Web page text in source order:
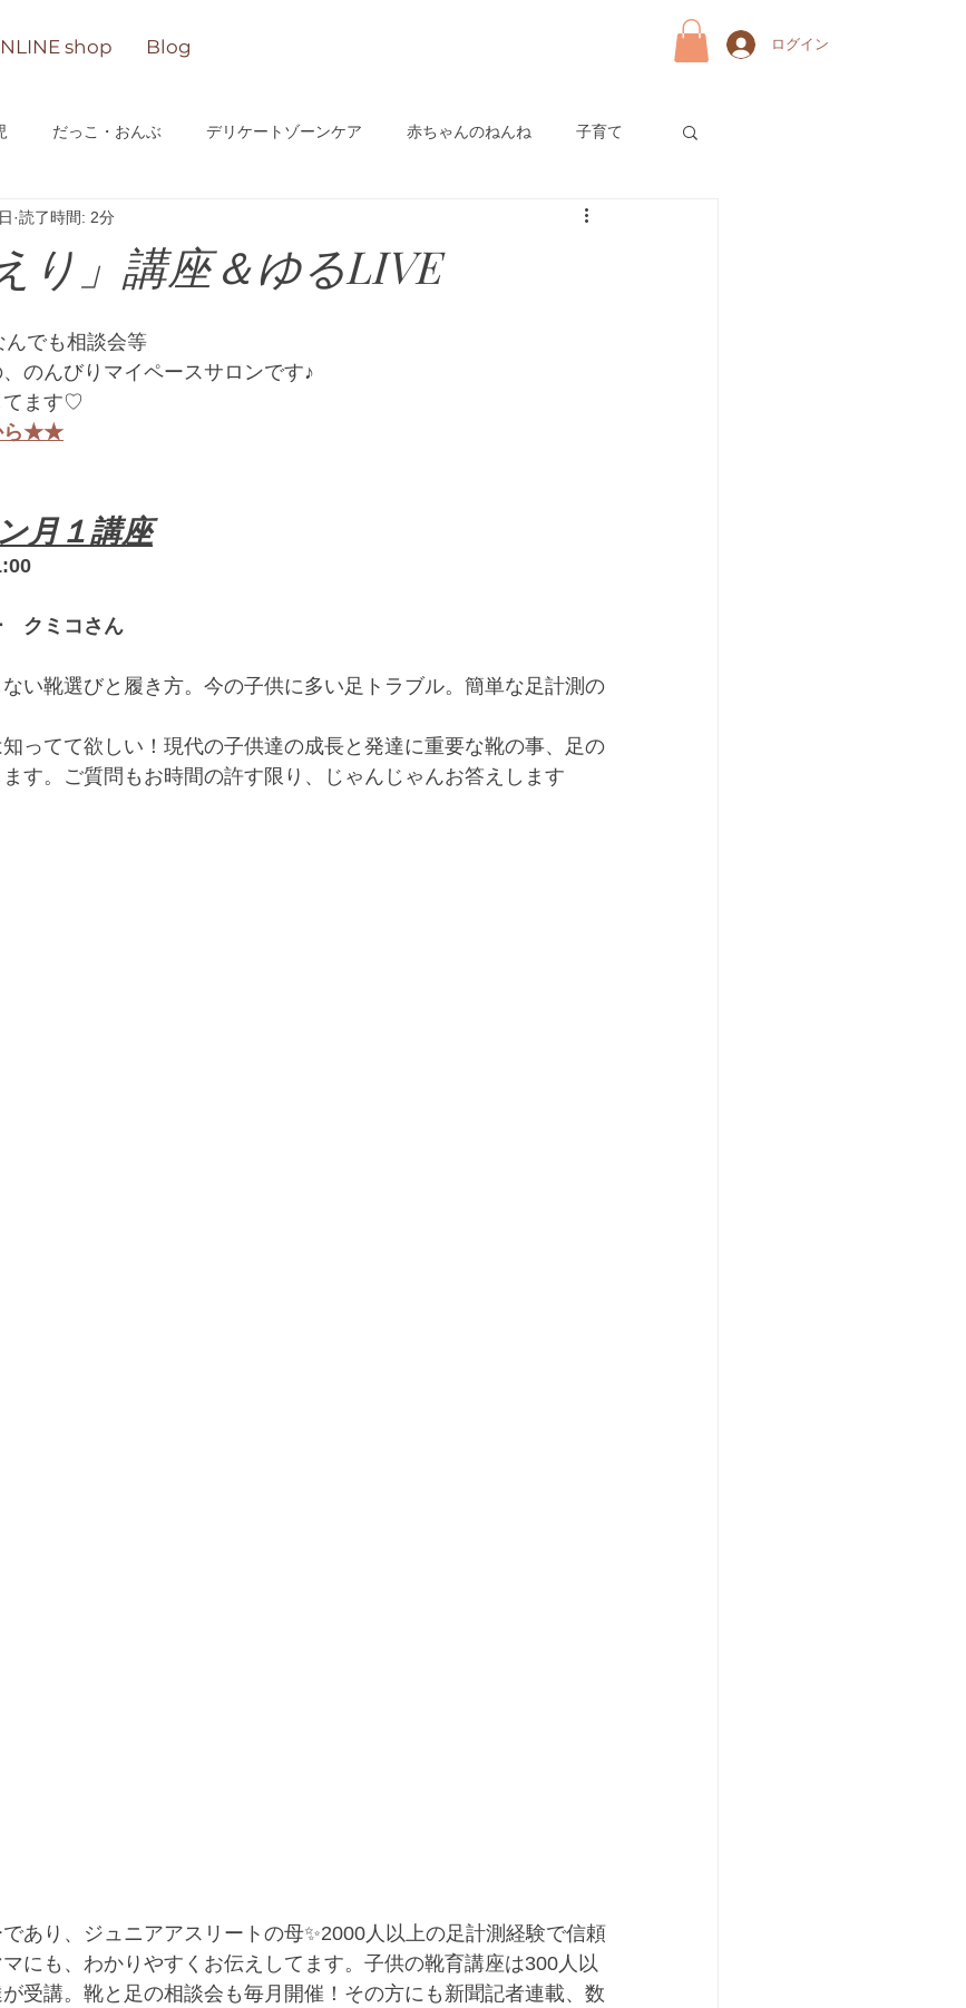
shop Blog ログイン
だっこ・おんぶ デリケートゾーンケア 赤ちゃんのねんね 子育て
サロン
り」講座＆ゆるLIVE
読了時間: 2分
んでも相談会等
のんびりマイペースサロンです♪
てます♡
ら★★
月１講座
クミコさん
い靴選びと履き方。今の子供に多い足トラブル。簡単な足計測の
ってて欲しい！現代の子供達の成長と発達に重要な靴の事、足の
す。ご質問もお時間の許す限り、じゃんじゃんお答えします
あり、ジュニアアスリートの母✨2000人以上の足計測経験で信頼
にも、わかりやすくお伝えしてます。子供の靴育講座は300人以
受講。靴と足の相談会も毎月開催！その方にも新聞記者連載、数